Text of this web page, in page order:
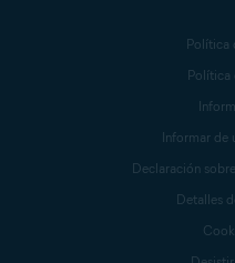
Política
Política
Informar de
Declaración
Detalles